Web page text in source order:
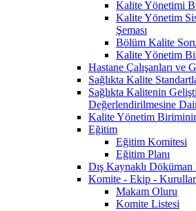
Kalite Yönetimi
Kalite Yönetim
Şeması
Bölüm Kalite
Kalite Yönetim
Hastane Çalışanları ve
Sağlıkta Kalite
Sağlıkta Kalitenin
Değerlendirilmesine
Kalite Yönetim
Eğitim
Eğitim Komitesi
Eğitim Planı
Dış Kaynaklı Döküman
Komite - Ekip - Kurullar
Makam Oluru
Komite Listesi